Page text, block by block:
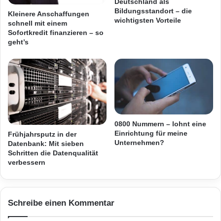
Sie sicher sein können, dass Ihnen nicht
plötzlich der Zugang zu Ihrem Netzwerk
entzogen wird.
Ein weiterer großer Vorteil von
Glasfaserkabeln ist ihre Fähigkeit, Daten in
beide Richtungen gleichzeitig zu übertragen.
Dies bedeutet, dass Sie sowohl Downloads als
auch Uploads gleichzeitig durchführen können
und Ihre Verbindung dadurch nicht
Kupferkabel oder andere veraltete
t
e
u
t
z
e
k
ö
n
n
e
n
,
o
h
n
e
n
e
r
Kleinere Anschaffungen
schnell mit einem
Sofortkredit finanzieren – so
geht’s
Bildungsstandort – die
wichtigsten Vorteile
Frühjahrsputz in der
Datenbank: Mit sieben
Schritten die Datenqualität
verbessern
0800 Nummern – lohnt eine
Einrichtung für meine
Unternehmen?
Schreibe einen Kommentar